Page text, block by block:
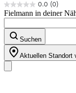
0.0 (0)
0.0
von
5
Sternen.
Fielmann in deiner
Suchen
Aktuellen Standort